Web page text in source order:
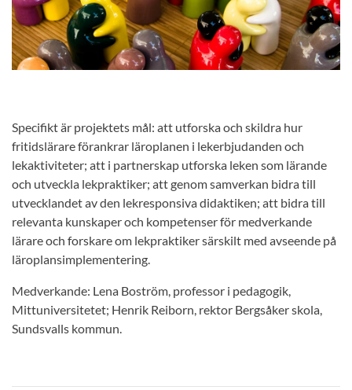
Specifikt är projektets mål: att utforska och skildra hur
fritidslärare förankrar läroplanen i lekerbjudanden och
lekaktiviteter; att i partnerskap utforska leken som lärande
och utveckla lekpraktiker; att genom samverkan bidra till
utvecklandet av den lekresponsiva didaktiken; att bidra till
relevanta kunskaper och kompetenser för medverkande
lärare och forskare om lekpraktiker särskilt med avseende på
läroplansimplementering.
Medverkande: Lena Boström, professor i pedagogik,
Mittuniversitetet; Henrik Reiborn, rektor Bergsåker skola,
Sundsvalls kommun.